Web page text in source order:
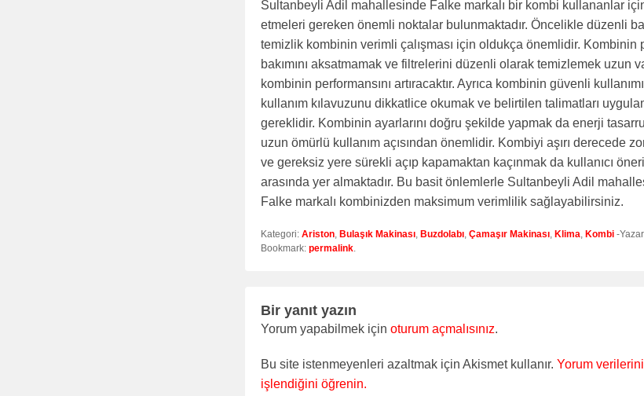
Sultanbeyli Adil mahallesinde Falke markalı bir kombi kullananlar
etmeleri gereken önemli noktalar bulunmaktadır. Öncelikle düzenli
temizlik kombinin verimli çalışması için oldukça önemlidir. Kombinin
bakımını aksatmamak ve filtrelerini düzenli olarak temizlemek uzun
kombinin performansını artıracaktır. Ayrıca kombinin güvenli
kullanım kılavuzunu dikkatlice okumak ve belirtilen talimatları
gereklidir. Kombinin ayarlarını doğru şekilde yapmak da enerji
uzun ömürlü kullanım açısından önemlidir. Kombiyi aşırı derecede
ve gereksiz yere sürekli açıp kapamaktan kaçınmak da kullanıcı
arasında yer almaktadır. Bu basit önlemlerle Sultanbeyli Adil
Falke markalı kombinizden maksimum verimlilik sağlayabilirsiniz.
Kategori: Ariston, Bulaşık Makinası, Buzdolabı, Çamaşır Makinası, Klima, Kombi -
Bookmark: permalink.
Bir yanıt yazın
Yorum yapabilmek için oturum açmalısınız.
Bu site istenmeyenleri azaltmak için Akismet kullanır. Yorum
işlendiğini öğrenin.